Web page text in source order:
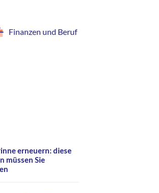
Finanzen und Beruf
erneuern: diese
müssen Sie